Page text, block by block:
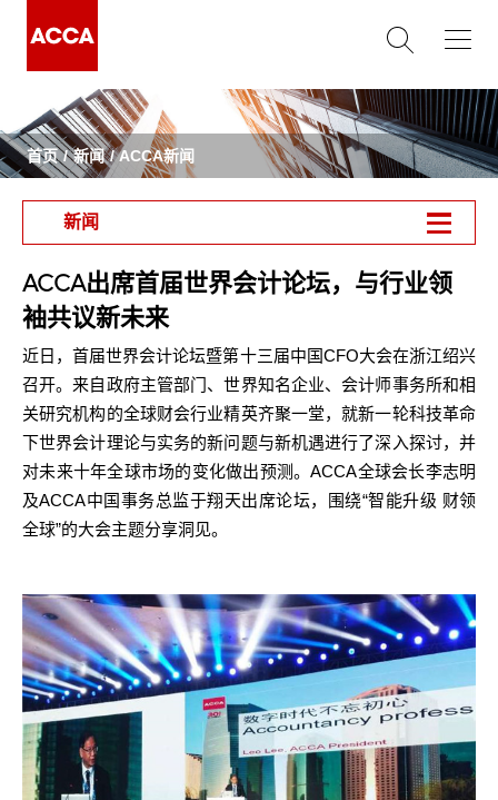
首页 新闻 ACCA新闻
新闻
ACCA出席首届世界会计论坛，与行业领
袖共议新未来
近日，首届世界会计论坛暨第十三届中国CFO大会在浙江绍兴
召开。来自政府主管部门、世界知名企业、会计师事务所和相
关研究机构的全球财会行业精英齐聚一堂，就新一轮科技革命
下世界会计理论与实务的新问题与新机遇进行了深入探讨，并
对未来十年全球市场的变化做出预测。ACCA全球会长李志明
及ACCA中国事务总监于翔天出席论坛，围绕“智能升级 财领
全球”的大会主题分享洞见。